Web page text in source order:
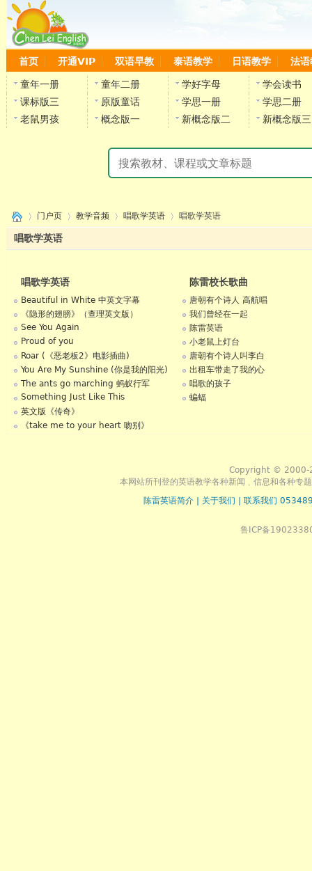
首页 开通VIP 双语早教 泰语教学 日语教学 法语
童年一册 童年二册 学好字母
学会读书
课标版三
原版童话 学思一册
学思二册
老鼠男孩
概念版一 新概念版二 新概念版三
›
门户页
›
教学音频 唱歌学英语 唱歌学英语
唱歌学英语
唱歌学英语
Beautiful in White 中英文字幕
《隐形的翅膀》（查理英文版）
See You Again
Proud of you
Roar (《恶老板2》电影插曲)
You Are My Sunshine (你是我的阳光)
The ants go marching 蚂蚁行军
Something Just Like This
英文版《传奇》
《take me to your heart 吻别》
陈雷校长歌曲
唐朝有个诗人 高航唱
我们曾经在一起
陈雷英语
小老鼠上灯台
唐朝有个诗人叫李白
出租车带走了我的心
唱歌的孩子
蝙蝠
Copyright © 2000-
本网站所刊登的英语教学各种新闻﹑信息和各种专
陈雷英语简介
关于我们 联系我们
鲁ICP备